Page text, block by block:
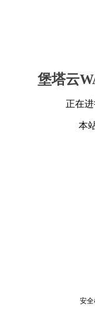
堡塔云
正在
本
安